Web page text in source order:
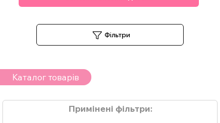
Фільтри
Каталог товарів
Примінені фільтри: